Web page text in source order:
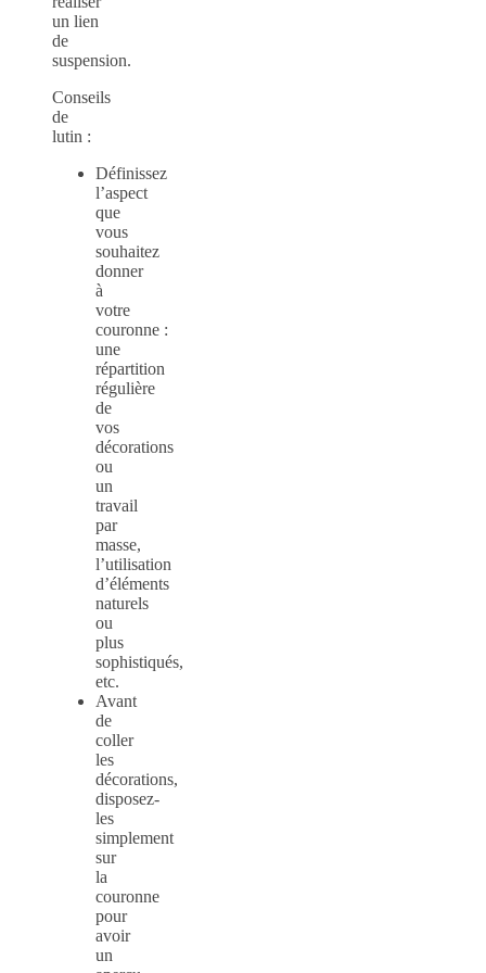
un lien
de
suspension.
Conseils
de
lutin :
Définissez
l’aspect
que
vous
souhaitez
donner
à
votre
couronne :
une
répartition
régulière
de
vos
décorations
ou
un
travail
par
masse,
l’utilisation
d’éléments
naturels
ou
plus
sophistiqués,
etc.
Avant
de
coller
les
décorations,
disposez-
les
simplement
sur
la
couronne
pour
avoir
un